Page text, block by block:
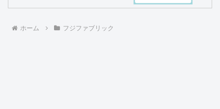
ホーム フジファブリック